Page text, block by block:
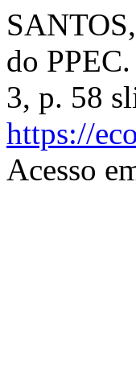
do PPEC.
3, p. 58
https://
Acesso